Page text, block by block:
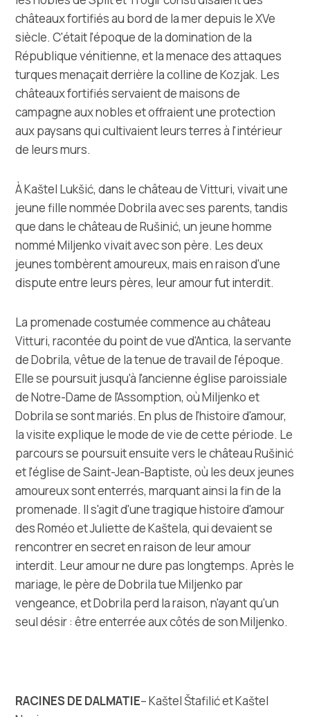
châteaux fortifiés au bord de la mer depuis le XVe
siècle. C'était l'époque de la domination de la
République vénitienne, et la menace des attaques
turques menaçait derrière la colline de Kozjak. Les
châteaux fortifiés servaient de maisons de
campagne aux nobles et offraient une protection
aux paysans qui cultivaient leurs terres à l'intérieur
de leurs murs.
À Kaštel Lukšić, dans le château de Vitturi, vivait une
jeune fille nommée Dobrila avec ses parents, tandis
que dans le château de Rušinić, un jeune homme
nommé Miljenko vivait avec son père. Les deux
jeunes tombèrent amoureux, mais en raison d'une
dispute entre leurs pères, leur amour fut interdit.
La promenade costumée commence au château
Vitturi, racontée du point de vue d'Antica, la servante
de Dobrila, vêtue de la tenue de travail de l'époque.
Elle se poursuit jusqu'à l'ancienne église paroissiale
de Notre-Dame de l'Assomption, où Miljenko et
Dobrila se sont mariés. En plus de l'histoire d'amour,
la visite explique le mode de vie de cette période. Le
parcours se poursuit ensuite vers le château Rušinić
et l'église de Saint-Jean-Baptiste, où les deux jeunes
amoureux sont enterrés, marquant ainsi la fin de la
promenade. Il s'agit d'une tragique histoire d'amour
des Roméo et Juliette de Kaštela, qui devaient se
rencontrer en secret en raison de leur amour
interdit. Leur amour ne dure pas longtemps. Après le
mariage, le père de Dobrila tue Miljenko par
vengeance, et Dobrila perd la raison, n'ayant qu'un
seul désir : être enterrée aux côtés de son Miljenko.
RACINES DE DALMATIE– Kaštel Štafilić et Kaštel